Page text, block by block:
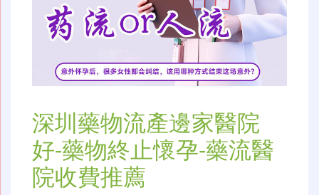
深圳藥物流產邊家醫院
好-藥物終止懷孕-藥流醫
院收費推薦